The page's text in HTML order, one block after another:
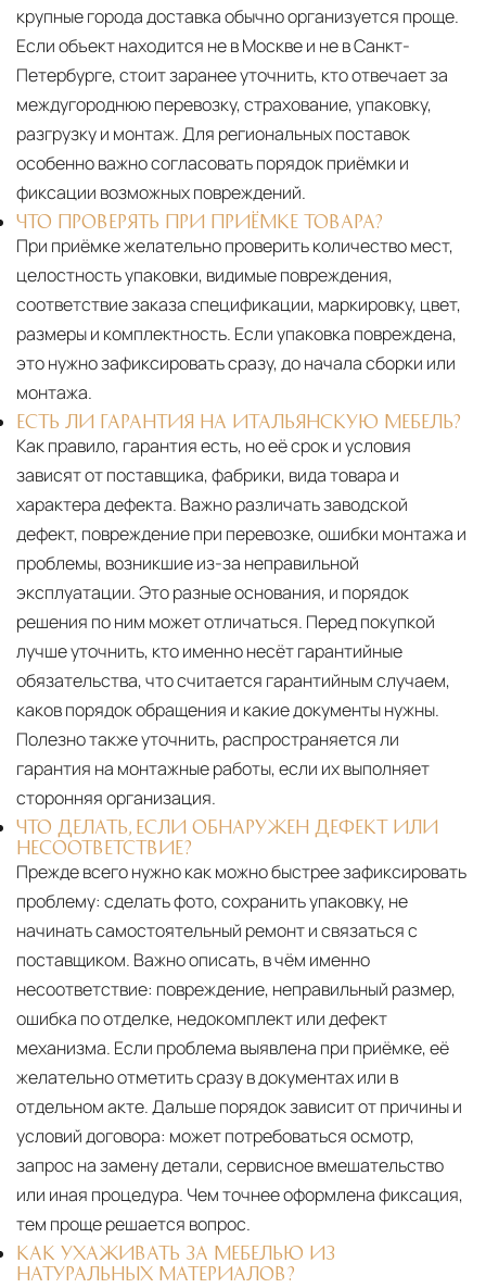
крупные города доставка обычно организуется проще.
Если объект находится не в Москве и не в Санкт-
Петербурге, стоит заранее уточнить, кто отвечает за
междугороднюю перевозку, страхование, упаковку,
разгрузку и монтаж. Для региональных поставок
особенно важно согласовать порядок приёмки и
фиксации возможных повреждений.
ЧТО ПРОВЕРЯТЬ ПРИ ПРИЁМКЕ ТОВАРА?
При приёмке желательно проверить количество мест,
целостность упаковки, видимые повреждения,
соответствие заказа спецификации, маркировку, цвет,
размеры и комплектность. Если упаковка повреждена,
это нужно зафиксировать сразу, до начала сборки или
монтажа.
ЕСТЬ ЛИ ГАРАНТИЯ НА ИТАЛЬЯНСКУЮ МЕБЕЛЬ?
Как правило, гарантия есть, но её срок и условия
зависят от поставщика, фабрики, вида товара и
характера дефекта. Важно различать заводской
дефект, повреждение при перевозке, ошибки монтажа и
проблемы, возникшие из-за неправильной
эксплуатации. Это разные основания, и порядок
решения по ним может отличаться. Перед покупкой
лучше уточнить, кто именно несёт гарантийные
обязательства, что считается гарантийным случаем,
каков порядок обращения и какие документы нужны.
Полезно также уточнить, распространяется ли
гарантия на монтажные работы, если их выполняет
сторонняя организация.
ЧТО ДЕЛАТЬ, ЕСЛИ ОБНАРУЖЕН ДЕФЕКТ ИЛИ
НЕСООТВЕТСТВИЕ?
Прежде всего нужно как можно быстрее зафиксировать
проблему: сделать фото, сохранить упаковку, не
начинать самостоятельный ремонт и связаться с
поставщиком. Важно описать, в чём именно
несоответствие: повреждение, неправильный размер,
ошибка по отделке, недокомплект или дефект
механизма. Если проблема выявлена при приёмке, её
желательно отметить сразу в документах или в
отдельном акте. Дальше порядок зависит от причины и
условий договора: может потребоваться осмотр,
запрос на замену детали, сервисное вмешательство
или иная процедура. Чем точнее оформлена фиксация,
тем проще решается вопрос.
КАК УХАЖИВАТЬ ЗА МЕБЕЛЬЮ ИЗ
НАТУРАЛЬНЫХ МАТЕРИАЛОВ?